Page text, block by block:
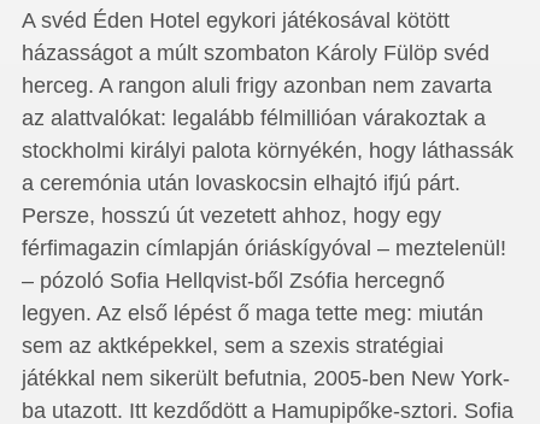
A svéd Éden Hotel egykori játékosával kötött
házasságot a múlt szombaton Károly Fülöp svéd
herceg. A rangon aluli frigy azonban nem zavarta
az alattvalókat: legalább félmillióan várakoztak a
stockholmi királyi palota környékén, hogy láthassák
a ceremónia után lovaskocsin elhajtó ifjú párt.
Persze, hosszú út vezetett ahhoz, hogy egy
férfimagazin címlapján óriáskígyóval – meztelenül!
– pózoló Sofia Hellqvist-ből Zsófia hercegnő
legyen. Az első lépést ő maga tette meg: miután
sem az aktképekkel, sem a szexis stratégiai
játékkal nem sikerült befutnia, 2005-ben New York-
ba utazott. Itt kezdődött a Hamupipőke-sztori. Sofia